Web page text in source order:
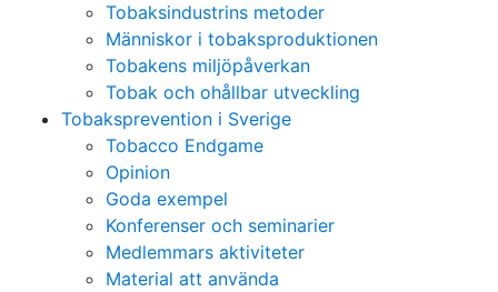
Tobaksindustrins metoder
Människor i tobaksproduktionen
Tobakens miljöpåverkan
Tobak och ohållbar utveckling
Tobaksprevention i Sverige
Tobacco Endgame
Opinion
Goda exempel
Konferenser och seminarier
Medlemmars aktiviteter
Material att använda